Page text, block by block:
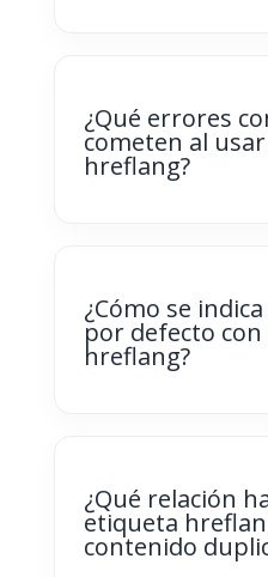
¿Qué errores
cometen al
hreflang?
¿Cómo se
por defecto
hreflang?
¿Qué relación
etiqueta
contenido